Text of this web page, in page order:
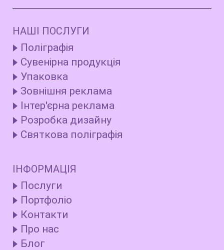
НАШІ ПОСЛУГИ
Поліграфія
Сувенірна продукція
Упаковка
Зовнішня реклама
Інтер'єрна реклама
Розробка дизайну
Святкова поліграфія
ІНФОРМАЦІЯ
Послуги
Портфоліо
Контакти
Про нас
Блог